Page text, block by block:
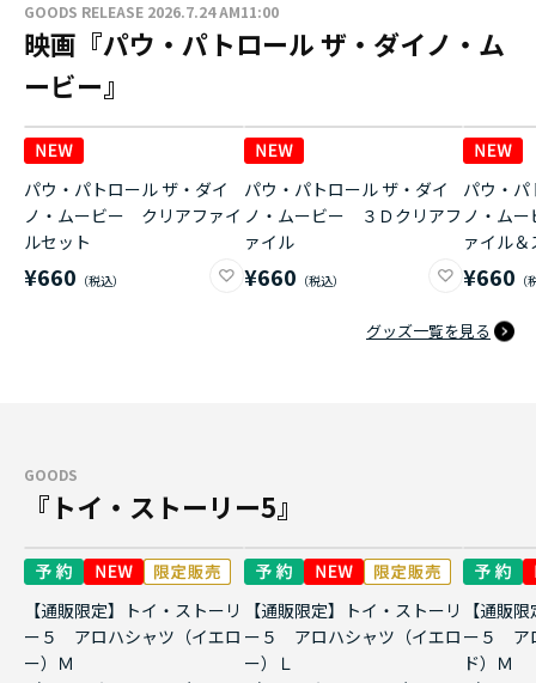
GOODS RELEASE 2026.7.24 AM11:00
映画『パウ・パトロール ザ・ダイノ・ム
ービー』
パウ・パトロール ザ・ダイ
ノ・ムービー クリアファイ
ルセット
¥660
パウ・パトロール ザ・ダイ
ノ・ムービー ３Ｄクリアフ
ァイル
¥660
パウ・パ
ノ・ム
ァイル
¥660
グッズ一覧を見る
GOODS
『トイ・ストーリー5』
【通販限定】トイ・ストーリ
ー５ アロハシャツ（イエロ
ー）Ｍ
【通販限定】トイ・ストーリ
ー５ アロハシャツ（イエロ
ー）Ｌ
【通販
ー５ ア
ド）Ｍ